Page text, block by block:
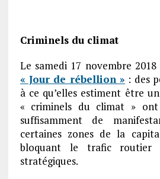
Criminels du climat
Le samedi 17 novembre
« Jour de rébellion » : des
à ce qu’elles estiment être
« criminels du climat »
suffisamment de
certaines zones de la
bloquant le trafic routier
stratégiques.